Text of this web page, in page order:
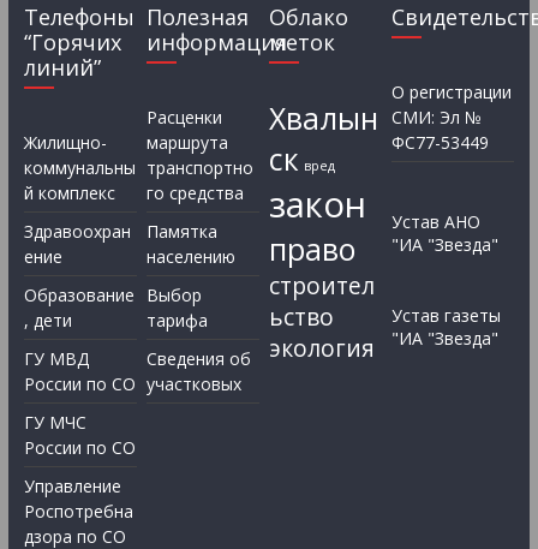
Телефоны
“Горячих
линий”
Жилищно-
коммунальны
й комплекс
Здравоохран
ение
Образование
, дети
ГУ МВД
России по СО
ГУ МЧС
России по СО
Управление
Роспотребна
дзора по СО
Полезная
информация
Расценки
маршрута
транспортно
го средства
Памятка
населению
Выбор
тарифа
Сведения об
участковых
Облако
меток
Хвалын
ск вред
закон
право
строител
ьство
экология
О регистрации
СМИ: Эл №
ФС77-53449
Устав АНО
"ИА "Звезда"
Устав газеты
"ИА "Звезда"